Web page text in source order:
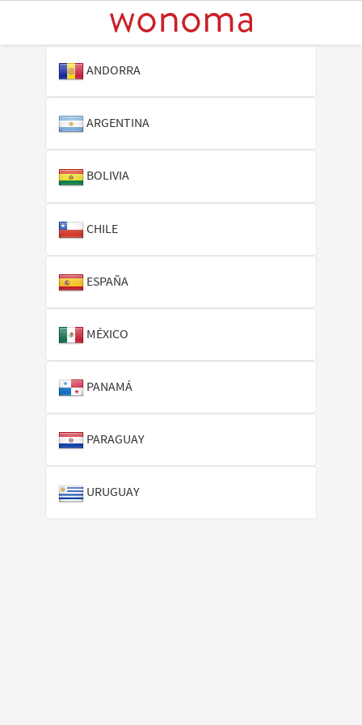
ANDORRA
ARGENTINA
BOLIVIA
CHILE
ESPAÑA
MÉXICO
PANAMÁ
PARAGUAY
URUGUAY